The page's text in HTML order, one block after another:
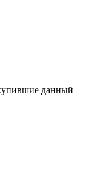
данный